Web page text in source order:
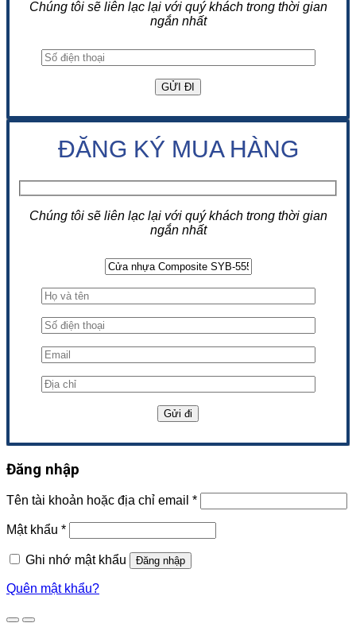
Chúng tôi sẽ liên lạc lại với quý khách trong thời gian
ngắn nhất
ĐĂNG KÝ MUA HÀNG
Chúng tôi sẽ liên lạc lại với quý khách trong thời gian
ngắn nhất
Đăng nhập
Tên tài khoản hoặc địa chỉ email *
Mật khẩu *
Ghi nhớ mật khẩu Đăng nhập
Quên mật khẩu?